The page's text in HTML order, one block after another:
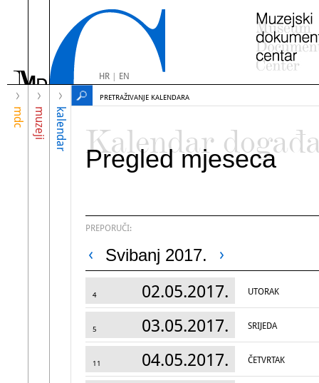
HR| EN
mdc muzeji kalendar
PRETRAŽIVANJE KALENDARA
Kalendar
Pregled mjeseca
PREPORUČI:
Svibanj 2017.
4 02.05.2017. UTORAK
5 03.05.2017. SRIJEDA
11 04.05.2017. ČETVRTAK